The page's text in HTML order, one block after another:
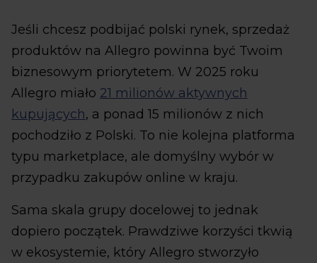
Jeśli chcesz podbijać polski rynek, sprzedaż
produktów na Allegro powinna być Twoim
biznesowym priorytetem. W 2025 roku
Allegro miało 21 milionów aktywnych
kupujących, a ponad 15 milionów z nich
pochodziło z Polski. To nie kolejna platforma
typu marketplace, ale domyślny wybór w
przypadku zakupów online w kraju.
Sama skala grupy docelowej to jednak
dopiero początek. Prawdziwe korzyści tkwią
w ekosystemie, który Allegro stworzyło